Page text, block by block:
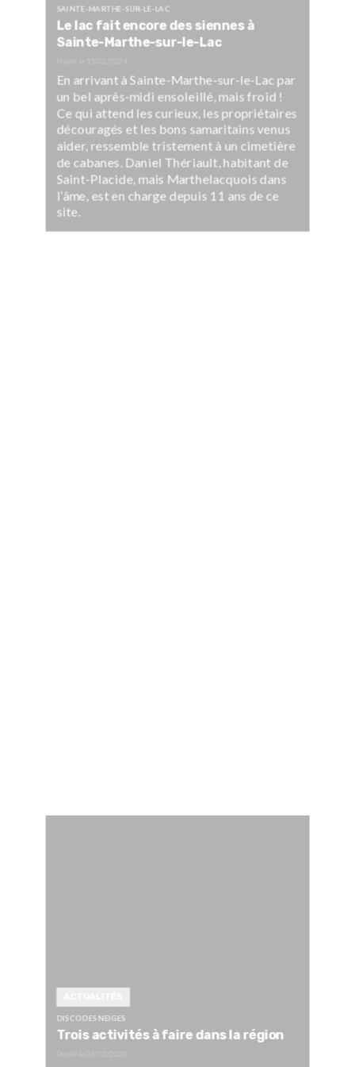
SAINTE-MARTHE-SUR-LE-LAC
Le lac fait encore des siennes à
Sainte-Marthe-sur-le-Lac
En arrivant à Sainte-Marthe-sur-le-Lac par
un bel après-midi ensoleillé, mais froid !
Ce qui attend les curieux, les propriétaires
découragés et les bons samaritains venus
aider, ressemble tristement à un cimetière
de cabanes. Daniel Thériault, habitant de
Saint-Placide, mais Marthelacquois dans
l’âme, est en charge depuis 11 ans de ce
site.
DISCO DES NEIGES
Trois activités à faire dans la région